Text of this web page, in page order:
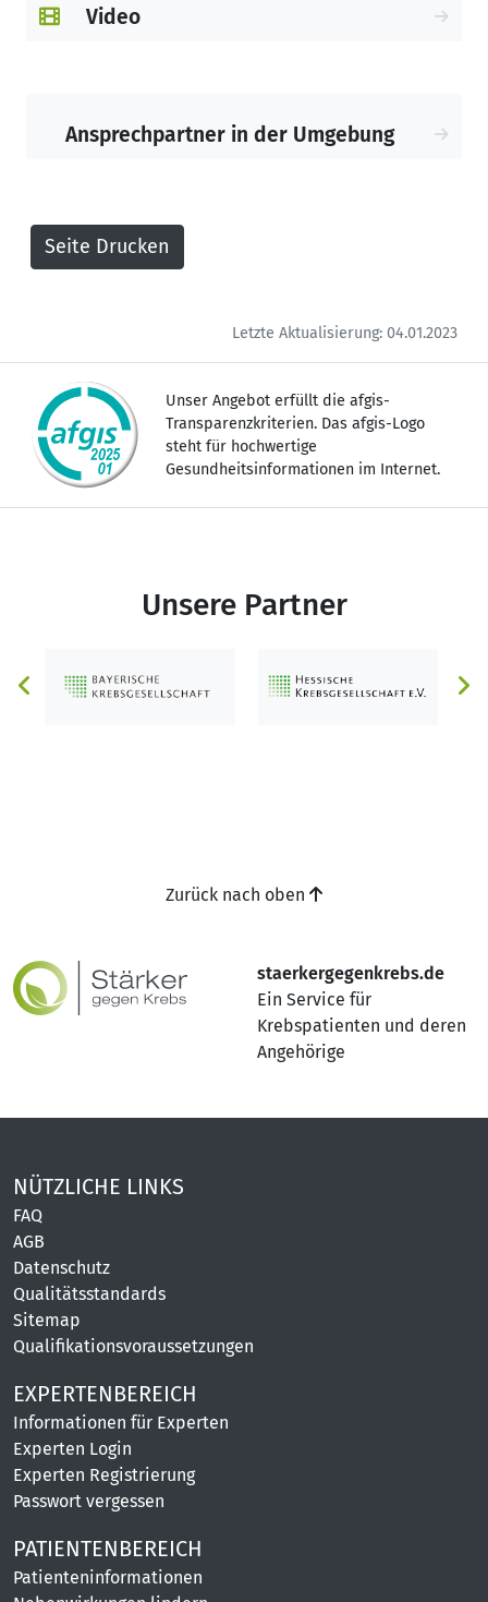
Video
Ansprechpartner in der Umgebung
Letzte Aktualisierung: 04.01.2023
Unser Angebot erfüllt die afgis-
Transparenzkriterien. Das afgis-Logo
steht für hochwertige
Gesundheitsinformationen im Internet.
Unsere Partner
staerkergegenkrebs.de
Ein Service für
Krebspatienten und deren
Angehörige
Zurück nach oben
NÜTZLICHE LINKS
FAQ
AGB
Datenschutz
Qualitätsstandards
Sitemap
Qualifikationsvoraussetzungen
EXPERTENBEREICH
Informationen für Experten
Experten Login
Experten Registrierung
Passwort vergessen
PATIENTENBEREICH
Patienteninformationen